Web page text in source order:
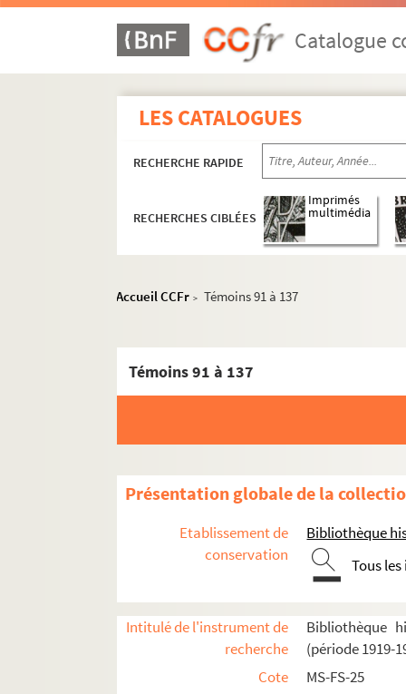
Catalogue
LES CATALOGUES
RECHERCHE RAPIDE
RECHERCHES CIBLÉES
Imprimés
multimédia
Accueil CCFr > Témoins 91 à 137
Témoins 91 à 137
Présentation globale de la
Etablissement de
conservation
Bibliothèque
Tous
Intitulé de l'instrument de
recherche
Bibliothèque
(période 1919-
Cote
MS-FS-25
Témoins identifiés
Témoins ayant désiré rester anonymes
Témoins 1 à 10
Témoins 11 à 20